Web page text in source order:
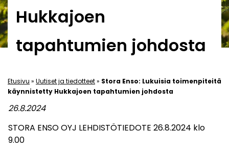
Hukkajoen
tapahtumien johdosta
Etusivu » Uutiset ja tiedotteet» Stora Enso: Lukuisia toimenpiteitä
käynnistetty Hukkajoen tapahtumien johdosta
26.8.2024
STORA ENSO OYJ LEHDISTÖTIEDOTE 26.8.2024 klo
9.00